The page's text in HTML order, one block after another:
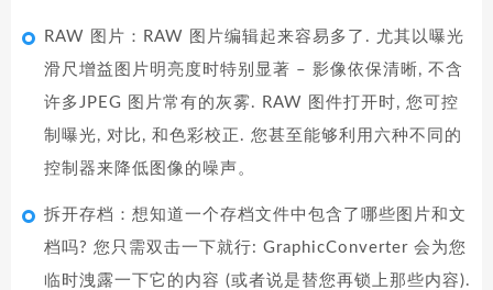
RAW 图片：RAW 图片编辑起来容易多了. 尤其以曝光
滑尺增益图片明亮度时特别显著 – 影像依保清晰, 不含
许多JPEG 图片常有的灰雾. RAW 图件打开时, 您可控
制曝光, 对比, 和色彩校正. 您甚至能够利用六种不同的
控制器来降低图像的噪声。
拆开存档：想知道一个存档文件中包含了哪些图片和文
档吗? 您只需双击一下就行: GraphicConverter 会为您
临时洩露一下它的内容 (或者说是替您再锁上那些内容).